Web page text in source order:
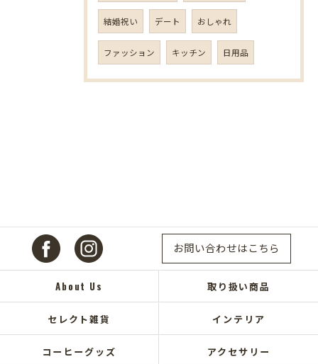
結婚祝い デート おしゃれ
ファッション キッチン 日用品
お問い合わせはこちら
About Us 取り扱い商品
セレクト雑貨 インテリア
コーヒーグッズ アクセサリー